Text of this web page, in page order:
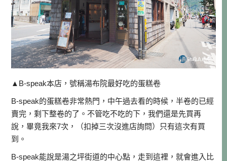
▲B-speak本店，號稱湯布院最好吃的蛋糕卷
B-speak的蛋糕卷非常熱門，中午過去看的時候，半卷的已經
賣完，剩下整卷的了。不管吃不吃的下，我們還是先買再
說，畢竟我來7次，（扣掉三次沒進店詢問）只有這次有買
到。
B-speak能說是湯之坪街道的中心點，走到這裡，就會進入比